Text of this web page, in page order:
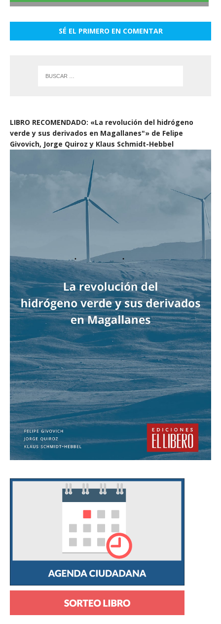
SÉ EL PRIMERO EN COMENTAR
LIBRO RECOMENDADO: «La revolución del hidrógeno
verde y sus derivados en Magallanes"» de Felipe
Givovich, Jorge Quiroz y Klaus Schmidt-Hebbel